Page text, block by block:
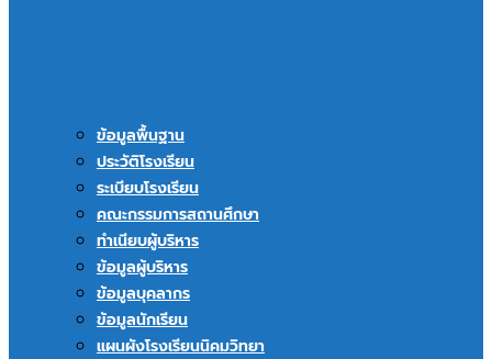
ข้อมูลพื้นฐาน
ประวัติโรงเรียน
ระเบียบโรงเรียน
คณะกรรมการสถานศึกษา
ทำเนียบผู้บริหาร
ข้อมูลผู้บริหาร
ข้อมูลบุคลากร
ข้อมูลนักเรียน
แผนผังโรงเรียนนิคมวิทยา